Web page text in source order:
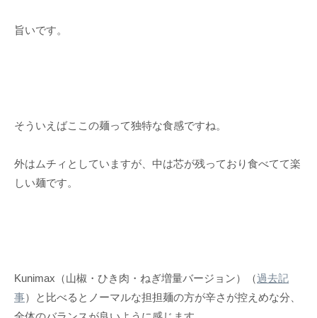
旨いです。
そういえばここの麺って独特な食感ですね。
外はムチィとしていますが、中は芯が残っており食べてて楽
しい麺です。
Kunimax（山椒・ひき肉・ねぎ増量バージョン）（過去記
事）と比べるとノーマルな担担麺の方が辛さが控えめな分、